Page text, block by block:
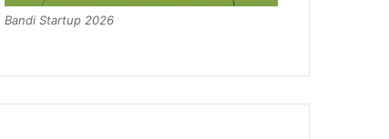
Bandi Startup 2026